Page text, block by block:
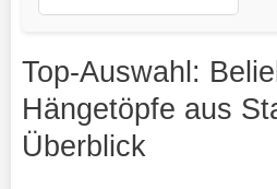
Top-Auswahl:
Hängetöpfe aus
Überblick